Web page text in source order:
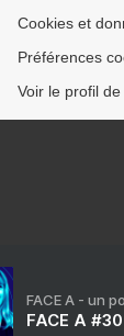
Cookies et
Préférences
Voir le profil
FACE A - un
FACE A